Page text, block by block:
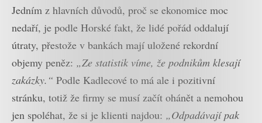
Jedním z hlavních důvodů, proč se ekonomice moc
nedaří, je podle Horské fakt, že lidé pořád oddalují
útraty, přestože v bankách mají uložené rekordní
objemy peněz: „Ze statistik víme, že podnikům klesají
zakázky.“ Podle Kadlecové to má ale i pozitivní
stránku, totiž že firmy se musí začít ohánět a nemohou
jen spoléhat, že si je klienti najdou: „Odpadávají pak